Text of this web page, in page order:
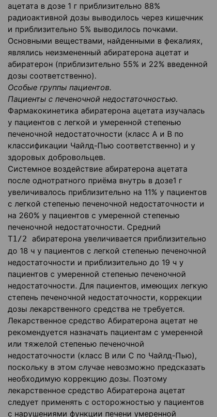
ацетата в дозе 1 г приблизительно 88%
радиоактивной дозы выводилось через кишечник
и приблизительно 5% выводилось почками.
Основными веществами, найденными в фекалиях,
являлись неизмененный абиратерона ацетат и
абиратерон (приблизительно 55% и 22% введенной
дозы соответственно).
Особые группы пациентов.
Пациенты с печеночной недостаточностью.
Фармакокинетика абиратерона ацетата изучалась
у пациентов с легкой и умеренной степенью
печеночной недостаточности (класс А и В по
классификации Чайлд-Пью соответственно) и у
здоровых добровольцев.
Системное воздействие абиратерона ацетата
после однотратного приёма внутрь в дозе1 г
увеличивалось приблизительно на 11% у пациентов
с легкой степенью печеночной недостаточности и
на 260% у пациентов с умеренной степенью
печеночной недостаточности. Средний
Т1/2 абиратерона увеличивается приблизительно
до 18 ч у пациентов с легкой степенью печеночной
недостаточности и приблизительно до 19 ч у
пациентов с умеренной степенью печеночной
недостаточности. Для пациентов, имеющих легкую
степень печеночной недостаточности, коррекции
дозы лекарственного средства не требуется.
Лекарственное средство Абиратерона ацетат не
рекомендуется назначать пациентам с умеренной
или тяжелой степенью печеночной
недостаточности (класс В или С по Чайлд-Пью),
поскольку в этом случае невозможно предсказать
необходимую коррекцию дозы. Поэтому
лекарственное средство Абиратерона ацетат
следует применять с осторожностью у пациентов
с нарушениями функции печени умеренной